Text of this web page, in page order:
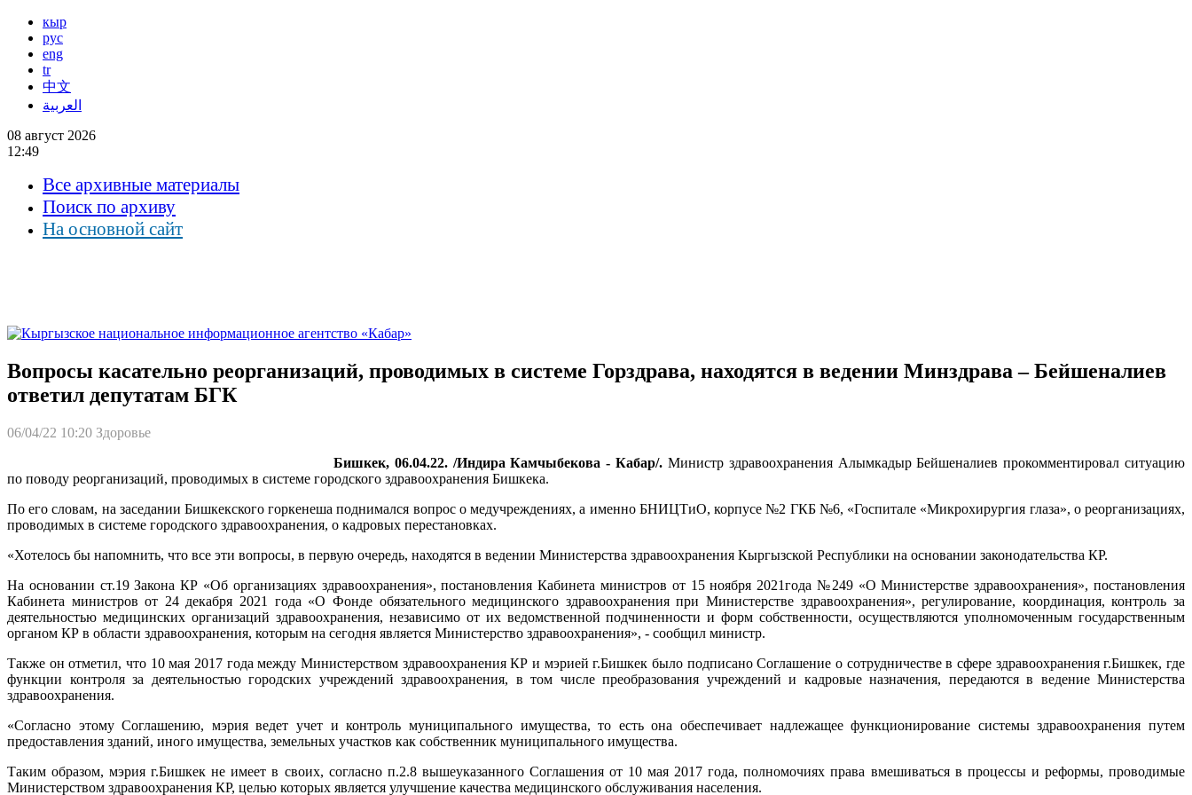
кыр
рус
eng
tr
中文
العربية
08 август 2026
12:49
Все архивные материалы
Поиск по архиву
На основной сайт
Вопросы касательно реорганизаций, проводимых в системе Горздрава, находятся в ведении Минздрава – Бейшеналиев
ответил депутатам БГК
06/04/22 10:20 Здоровье
Бишкек, 06.04.22. /Индира Камчыбекова - Кабар/. Министр здравоохранения Алымкадыр Бейшеналиев прокомментировал ситуацию
по поводу реорганизаций, проводимых в системе городского здравоохранения Бишкека.
По его словам, на заседании Бишкекского горкенеша поднимался вопрос о медучреждениях, а именно БНИЦТиО, корпусе №2 ГКБ №6, «Госпитале «Микрохирургия глаза», о реорганизациях,
проводимых в системе городского здравоохранения, о кадровых перестановках.
«Хотелось бы напомнить, что все эти вопросы, в первую очередь, находятся в ведении Министерства здравоохранения Кыргызской Республики на основании законодательства КР.
На основании ст.19 Закона КР «Об организациях здравоохранения», постановления Кабинета министров от 15 ноября 2021года №249 «О Министерстве здравоохранения», постановления
Кабинета министров от 24 декабря 2021 года «О Фонде обязательного медицинского здравоохранения при Министерстве здравоохранения», регулирование, координация, контроль за
деятельностью медицинских организаций здравоохранения, независимо от их ведомственной подчиненности и форм собственности, осуществляются уполномоченным государственным
органом КР в области здравоохранения, которым на сегодня является Министерство здравоохранения», - сообщил министр.
Также он отметил, что 10 мая 2017 года между Министерством здравоохранения КР и мэрией г.Бишкек было подписано Соглашение о сотрудничестве в сфере здравоохранения г.Бишкек, где
функции контроля за деятельностью городских учреждений здравоохранения, в том числе преобразования учреждений и кадровые назначения, передаются в ведение Министерства
здравоохранения.
«Согласно этому Соглашению, мэрия ведет учет и контроль муниципального имущества, то есть она обеспечивает надлежащее функционирование системы здравоохранения путем
предоставления зданий, иного имущества, земельных участков как собственник муниципального имущества.
Таким образом, мэрия г.Бишкек не имеет в своих, согласно п.2.8 вышеуказанного Соглашения от 10 мая 2017 года, полномочиях права вмешиваться в процессы и реформы, проводимые
Министерством здравоохранения КР, целью которых является улучшение качества медицинского обслуживания населения.